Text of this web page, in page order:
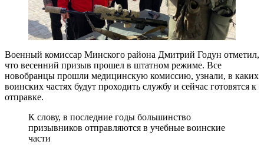
Военный комиссар Минского района Дмитрий Годун отметил,
что весенний призыв прошел в штатном режиме. Все
новобранцы прошли медицинскую комиссию, узнали, в каких
воинских частях будут проходить службу и сейчас готовятся к
отправке.
К слову, в последние годы большинство
призывников отправляются в учебные воинские
части